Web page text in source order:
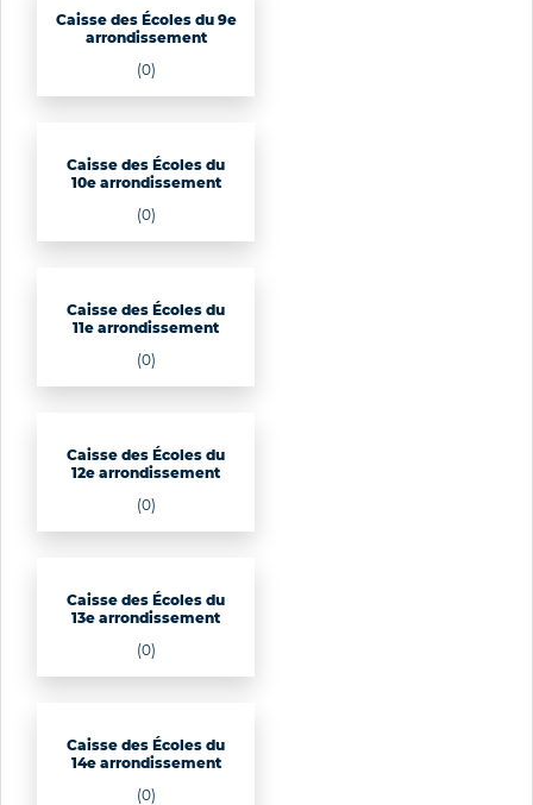
Caisse des Écoles du 9e
arrondissement
(0)
Caisse des Écoles du
10e arrondissement
(0)
Caisse des Écoles du
11e arrondissement
(0)
Caisse des Écoles du
12e arrondissement
(0)
Caisse des Écoles du
13e arrondissement
(0)
Caisse des Écoles du
14e arrondissement
(0)